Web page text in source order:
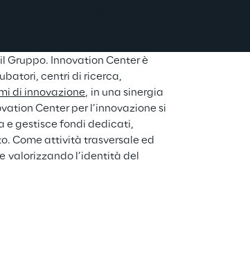
Gruppo. Innovation Center è
centri di ricerca,
di innovazione, in una sinergia
Center per l’innovazione si
e gestisce fondi dedicati,
Come attività trasversale ed
valorizzando l’identità del